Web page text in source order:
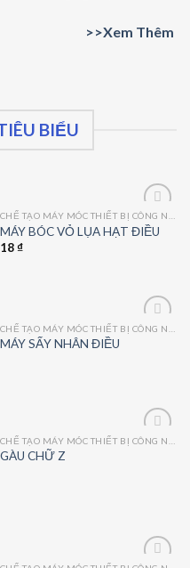
>>Xem Thêm
BIỂU
Add
to
MÁY BÓC VỎ LỤA HẠT ĐIỀU
18₫
Add
MÁY SẤY NHÂN ĐIỀU
Add
GÀU CHỮ Z